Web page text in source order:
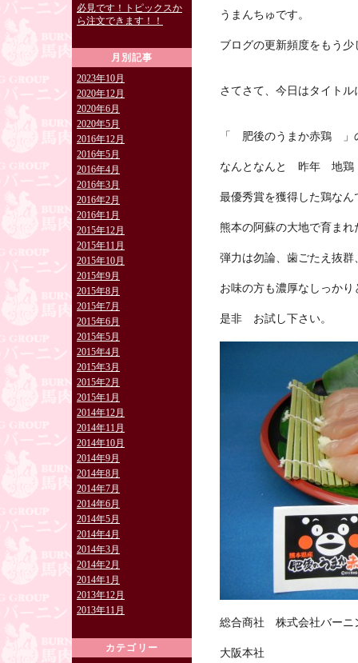
必見です！トピックスか
ら注文できます！！
月別記事
2023年10月
2020年12月
2020年6月
2020年5月
2016年12月
2016年5月
2016年4月
2016年3月
2016年2月
2016年1月
2015年12月
2015年11月
2015年10月
2015年9月
2015年8月
2015年7月
2015年6月
2015年5月
2015年4月
2015年3月
2015年2月
2015年1月
2014年12月
2014年11月
2014年10月
2014年9月
2014年8月
2014年7月
2014年6月
2014年5月
2014年4月
2014年3月
2014年2月
2014年1月
2013年12月
2013年11月
カテゴリー
うまんちゅです。
ブログの更新頻度をもう
さてさて、今日はタイト
「 肥後のうまか赤鶏 」
なんとなんと 昨年 地鶏
最優秀賞を獲得した鶏なん
熊本の阿蘇の大地で育まれ
弾力は勿論、歯ごたえ抜群
お味の方も濃厚なしっか
是非 お試し下さい。
総合商社 株式会社バーニ
大阪本社